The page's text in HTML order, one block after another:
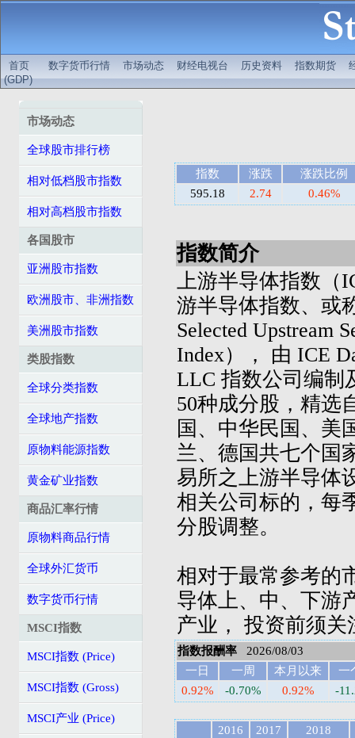
首页 数字货币行情 市场动态 财经电视台 历史资料 指数期货
(GDP)
市场动态
全球股市排行榜
相对低档股市指数
相对高档股市指数
各国股市
亚洲股市指数
欧洲股市、非洲指数
美洲股市指数
类股指数
全球分类指数
全球地产指数
原物料能源指数
黄金矿业指数
商品汇率行情
原物料商品行情
全球外汇货币
数字货币行情
MSCI指数
MSCI指数 (Price)
MSCI指数 (Gross)
MSCI产业 (Price)
指数 涨跌
涨跌比例
595.18
2.74 0.46%
指数简介
上游半导体指数（
游半导体指数、或
Selected Upstream
Index）， 由 ICE
LLC 指数公司编制
50种成分股，精选
国、中华民国、美
兰、德国共七个国
易所之上游半导体
相关公司标的，每
分股调整。
相对于最常参考的
导体上、中、下游
产业， 投资前须
指数报酬率 2026/08/03
一日
一周 本月以来
一
0.92%
-0.70% 0.92% -
2016 2017
2018